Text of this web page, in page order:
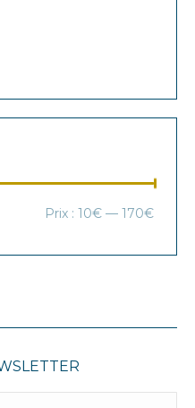
Prix
Prix
Prix : 10€ — 170€